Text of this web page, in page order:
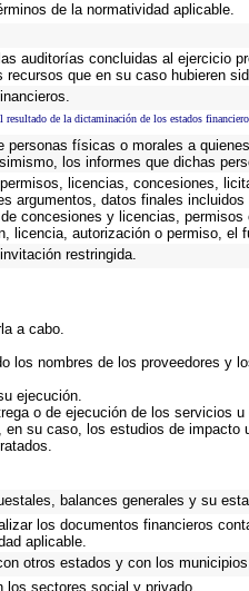
de la normatividad aplicable.
auditorías concluidas al ejercicio
que en su caso hubieren
resultado de la dictaminación de los estados
físicas o morales a
los informes que dichas
licencias, concesiones,
argumentos, datos finales
concesiones y licencias,
licencia, autorización o permiso, el
restringida.
a cabo.
los nombres de los proveedores y
ejecución.
o de ejecución de los servicios u
su caso, los estudios de impacto
balances generales y su
los documentos financieros
aplicable.
otros estados y con los
los sectores social y privado.